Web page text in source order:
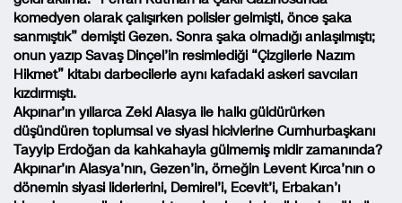
komedyen olarak çalışırken polisler gelmişti, önce şaka
sanmıştık” demişti Gezen. Sonra şaka olmadığı anlaşılmıştı;
onun yazıp Savaş Dinçel’in resimlediği “Çizgilerle Nazım
Hikmet” kitabı darbecilerle aynı kafadaki askeri savcıları
kızdırmıştı.
Akpınar’ın yıllarca Zeki Alasya ile halkı güldürürken
düşündüren toplumsal ve siyasi hicivlerine Cumhurbaşkanı
Tayyip Erdoğan da kahkahayla gülmemiş midir zamanında?
Akpınar’ın Alasya’nın, Gezen’in, örneğin Levent Kırca’nın o
dönemin siyasi liderlerini, Demirel’i, Ecevit’i, Erbakan’ı